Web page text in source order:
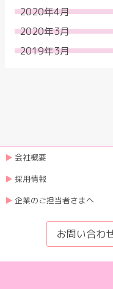
2020年4月
2020年3月
2019年3月
会社概要
採用情報
企業のご担当者さまへ
お問い合わ